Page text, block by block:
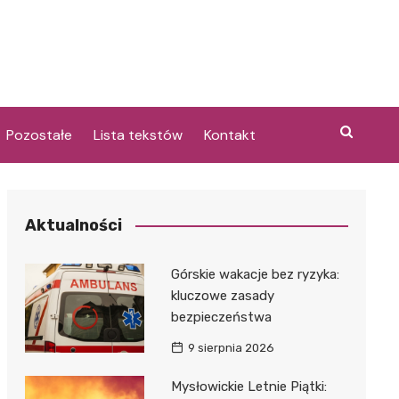
Pozostałe Lista tekstów Kontakt
Aktualności
Górskie wakacje bez ryzyka:
kluczowe zasady
bezpieczeństwa
9 sierpnia 2026
Mysłowickie Letnie Piątki: